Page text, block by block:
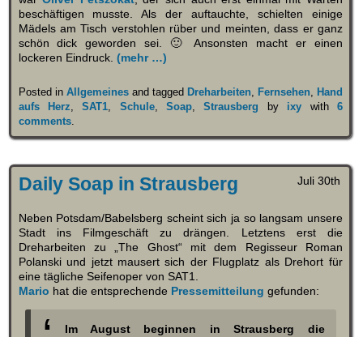
beschäftigen musste. Als der auftauchte, schielten einige
Mädels am Tisch verstohlen rüber und meinten, dass er ganz
schön dick geworden sei. 🙂 Ansonsten macht er einen
lockeren Eindruck. (mehr …)
Posted in Allgemeinesand tagged Dreharbeiten, Fernsehen, Hand
aufs Herz,SAT1, Schule,Soap,Strausberg by ixy with6
comments.
Juli 30th
Daily Soap in Strausberg
Neben Potsdam/Babelsberg scheint sich ja so langsam unsere
Stadt ins Filmgeschäft zu drängen. Letztens erst die
Dreharbeiten zu „The Ghost“ mit dem Regisseur Roman
Polanski und jetzt mausert sich der Flugplatz als Drehort für
eine tägliche Seifenoper von SAT1.
Mario hat die entsprechende Pressemitteilung gefunden:
Im August beginnen in Strausberg die